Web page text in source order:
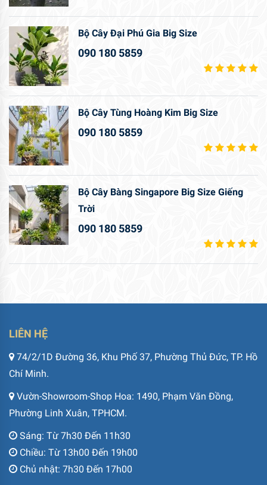
Bộ Cây Đại Phú Gia Big Size
090 180 5859
Bộ Cây Tùng Hoàng Kim Big Size
090 180 5859
Bộ Cây Bàng Singapore Big Size Giếng
Trời
090 180 5859
LIÊN HỆ
74/2/1D Đường 36, Khu Phố 37, Phường Thủ Đức, TP. Hồ
Chí Minh.
Vườn-Showroom-Shop Hoa: 1490, Phạm Văn Đồng,
Phường Linh Xuân, TPHCM.
Sáng: Từ 7h30 Đến 11h30
Chiều: Từ 13h00 Đến 19h00
Chủ nhật: 7h30 Đến 17h00